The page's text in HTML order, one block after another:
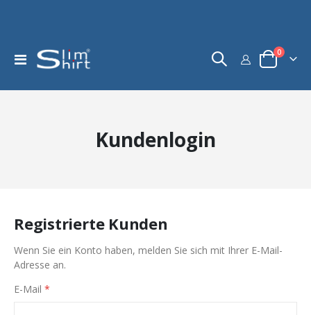
Navigation
umschalten
Warenkorb
0Artikel
Kundenlogin
Registrierte Kunden
Wenn Sie ein Konto haben, melden Sie sich mit Ihrer E-Mail-
Adresse an.
E-Mail